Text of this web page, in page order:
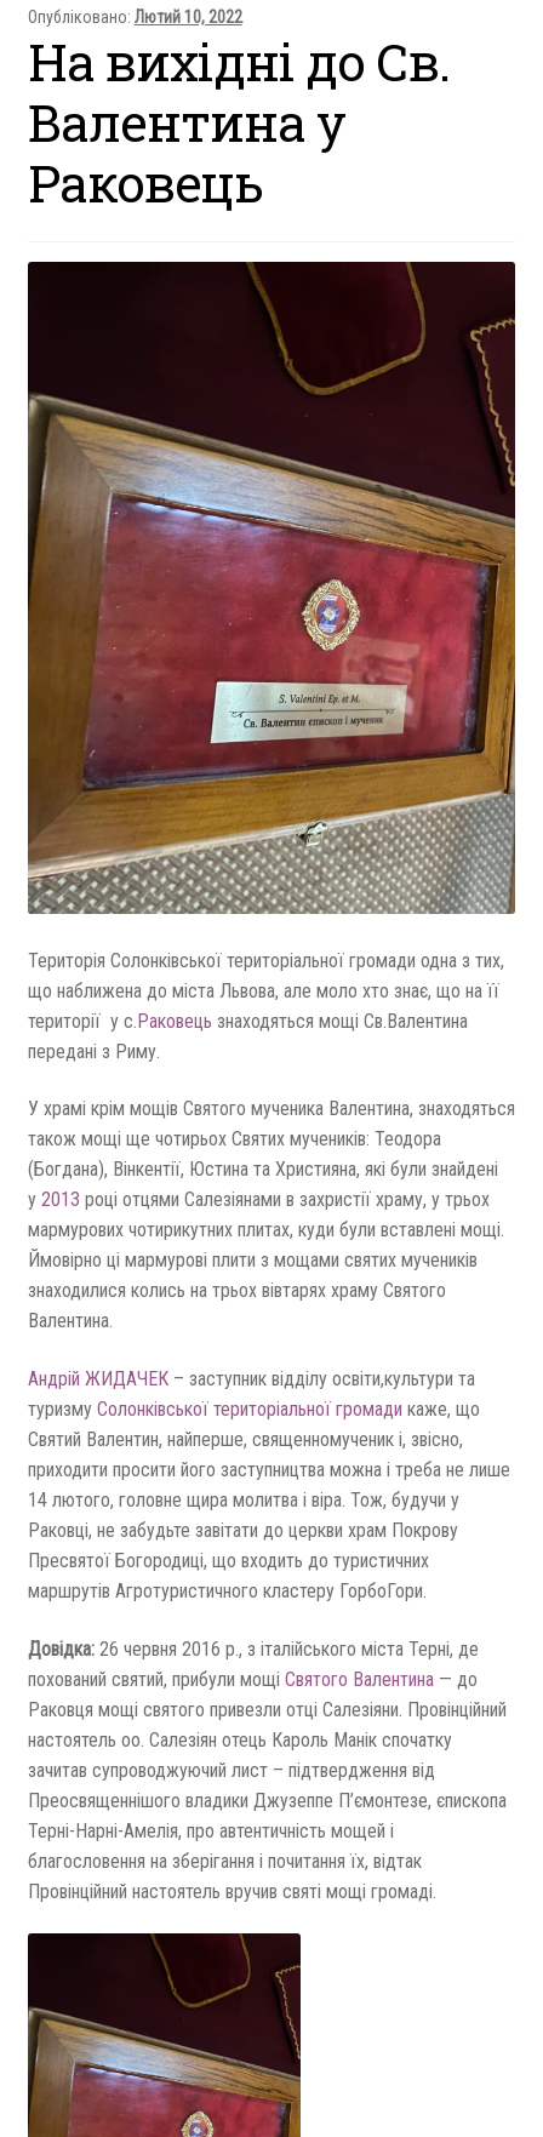
Що побачити
Новини
Інтернет-магазин
Контакти
Опубліковано: Лютий 10, 2022
На вихідні до Св.
Валентина у
Раковець
Територія Солонківської територіальної громади одна з тих,
що наближена до міста Львова, але моло хто знає, що на її
території у с. Раковець знаходяться мощі Св.Валентина
передані з Риму.
У храмі крім мощів Святого мученика Валентина, знаходяться
також мощі ще чотирьох Святих мучеників: Теодора
(Богдана), Вінкентії, Юстина та Християна, які були знайдені
у 2013 році отцями Салезіянами в захристії храму, у трьох
мармурових чотирикутних плитах, куди були вставлені мощі.
Ймовірно ці мармурові плити з мощами святих мучеників
знаходилися колись на трьох вівтарях храму Святого
Валентина.
Андрій ЖИДАЧЕК– заступник відділу освіти,культури та
туризму Солонківської територіальної громади каже, що
Святий Валентин, найперше, священномученик і, звісно,
приходити просити його заступництва можна і треба не лише
14 лютого, головне щира молитва і віра. Тож, будучи у
Раковці, не забудьте завітати до церкви храм Покрову
Пресвятої Богородиці, що входить до туристичних
маршрутів Агротуристичного кластеру ГорбоГори.
Довідка: 26 червня 2016 р., з італійського міста Терні, де
похований святий, прибули мощі Святого Валентина — до
Раковця мощі святого привезли отці Салезіяни. Провінційний
настоятель оо. Салезіян отець Кароль Манік спочатку
зачитав супроводжуючий лист – підтвердження від
Преосвященнішого владики Джузеппе П’ємонтезе, єпископа
Терні-Нарні-Амелія, про автентичність мощей і
благословення на зберігання і почитання їх, відтак
Провінційний настоятель вручив святі мощі громаді.